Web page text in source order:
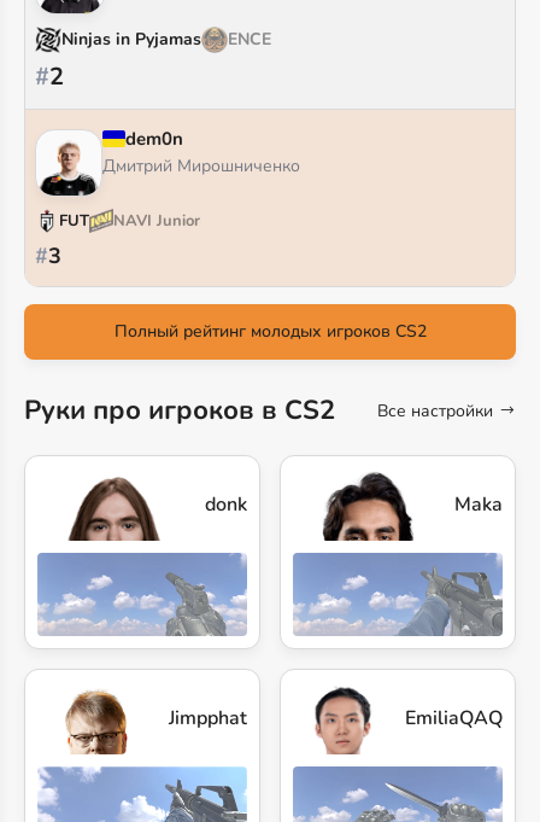
Ninjas in Pyjamas ENCE
#2
dem0n
Дмитрий Мирошниченко
FUT NAVI Junior
#3
Полный рейтинг молодых игроков CS2
Руки про игроков в CS2 Все настройки
donk Maka
Jimpphat EmiliaQAQ